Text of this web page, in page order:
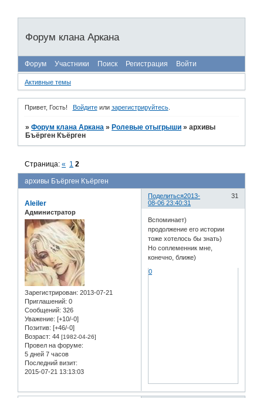
Форум клана Аркана
Форум Участники Поиск Регистрация Войти
Активные темы
Привет, Гость! Войдитеили зарегистрируйтесь.
»Форум клана Аркана » Ролевые отыгрыши »архивы
Бъёрген Къёрген
архивы Бъёрген Къёрген
Страница:« 1 2
Поделиться 31
2013-
08-06 23:40:31
Aleiler
Администратор
Зарегистрирован: 2013-07-21
Приглашений: 0
Сообщений: 326
Уважение: [+10/-0]
Позитив: [+46/-0]
Возраст: 44 [1982-04-26]
Провел на форуме:
5 дней 7 часов
Последний визит:
2015-07-21 13:13:03
Вспоминает)
продолжение его истории
тоже хотелось бы знать)
Но соплеменник мне,
конечно, ближе)
0